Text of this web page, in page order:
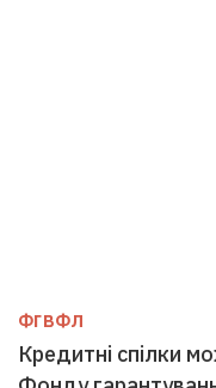
ФГВФЛ
Кредитні спілки